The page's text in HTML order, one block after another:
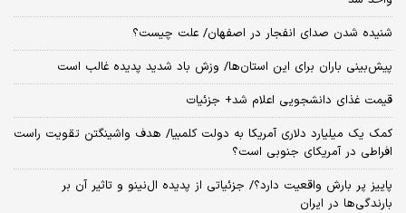
شنیده شدن صدای انفجار در اصفهان/ علت چیست؟
پیش‌بینی باران برای این استان‌ها/ وزش باد شدید پدیده غالب است
قیمت غذای دانشجویی اعلام شد+ جزئیات
کمک یک میلیارد دلاری آمریکا به دولت کلمبیا/ هدف واشینگتن تقویت راست
افراطی در آمریکای جنوبی است؟
پاییز پر بارش واقعیت دارد؟/ جزئیاتی از پدیده ال‌نینو و تاثیر آن بر
بارندگی‌ها در ایران